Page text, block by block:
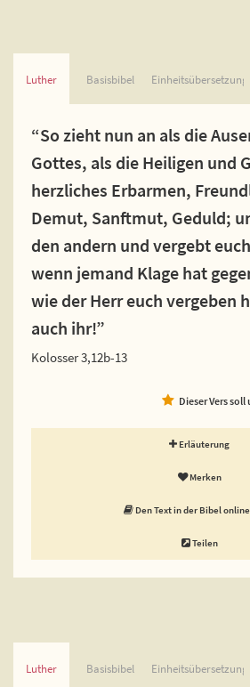
Luther Basisbibel Einheitsübersetzung
“So zieht nun an als die
Gottes, als die Heiligen und
herzliches Erbarmen,
Demut, Sanftmut, Geduld;
den andern und vergebt
wenn jemand Klage hat
wie der Herr euch vergeben
auch ihr!”
Kolosser 3,12b-13
Dieser Vers
Erläuterung
Merken
Den Text in der Bibel
Teilen
Luther Basisbibel Einheitsübersetzung